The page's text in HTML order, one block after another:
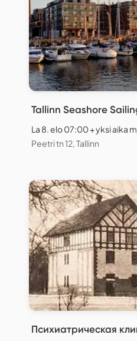
Tallinn Seashore
La 8. elo 07:00 + yksi aika
Peetri tn 12, Tallinn
Психиатрическая